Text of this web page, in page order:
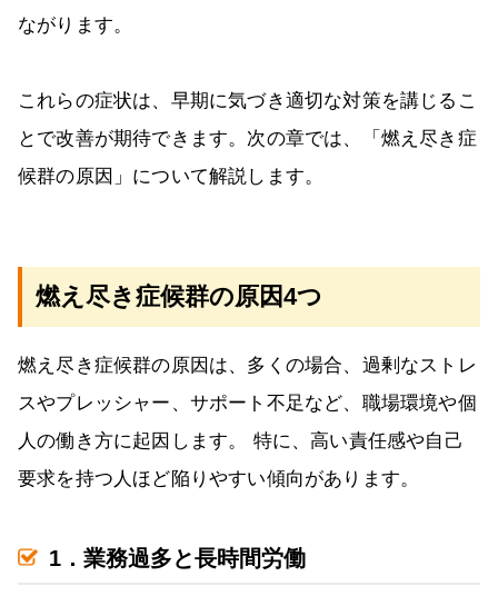
ながります。
これらの症状は、早期に気づき適切な対策を講じるこ
とで改善が期待できます。次の章では、「燃え尽き症
候群の原因」について解説します。
燃え尽き症候群の原因4つ
燃え尽き症候群の原因は、多くの場合、過剰なストレ
スやプレッシャー、サポート不足など、職場環境や個
人の働き方に起因します。 特に、高い責任感や自己
要求を持つ人ほど陥りやすい傾向があります。
1．業務過多と長時間労働